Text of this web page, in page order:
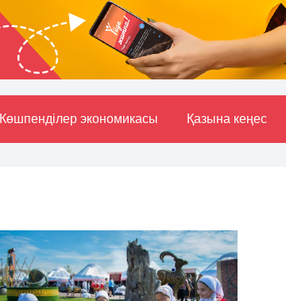
Көшпенділер экономикасы Қазына кеңес